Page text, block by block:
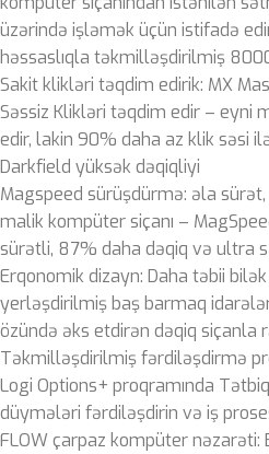
üzərində işləmək üçün istifadə
həssaslıqla təkmilləşdirilmiş
Sakit klikləri təqdim edirik: MX
Səssiz Klikləri təqdim edir – eyni
edir, lakin 90% daha az klik səsi
Darkfield yüksək dəqiqliyi
Magspeed sürüşdürmə: əla
malik kompüter siçanı –
sürətli, 87% daha dəqiq və ultra
Erqonomik dizayn: Daha təbii
yerləşdirilmiş baş barmaq
özündə əks etdirən dəqiq siçanla
Təkmilləşdirilmiş fərdiləşdirmə
Logi Options+ proqramında
düymələri fərdiləşdirin və iş
FLOW çarpaz kompüter